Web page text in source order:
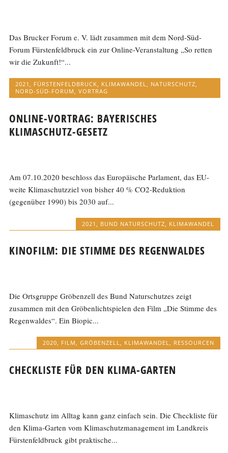
Das Brucker Forum e. V. lädt zusammen mit dem Nord-Süd-
Forum Fürstenfeldbruck ein zur Online-Veranstaltung „So retten
wir die Zukunft!“...
2021, FÜRSTENFELDBRUCK, KLIMAWANDEL, NATURSCHUTZ,
NORD-SÜD-FORUM,VORTRAG
ONLINE-VORTRAG: BAYERISCHES
KLIMASCHUTZ-GESETZ
Am 07.10.2020 beschloss das Europäische Parlament, das EU-
weite Klimaschutzziel von bisher 40 % CO2-Reduktion
(gegenüber 1990) bis 2030 auf...
2021 BUND NATURSCHUTZ KLIMAWANDEL
KINOFILM: DIE STIMME DES REGENWALDES
Die Ortsgruppe Gröbenzell des Bund Naturschutzes zeigt
zusammen mit den Gröbenlichtspielen den Film „Die Stimme des
Regenwaldes“. Ein Biopic...
2020, FILM, GRÖBENZELL, KLIMAWANDEL, RESSOURCEN
CHECKLISTE FÜR DEN KLIMA-GARTEN
Klimaschutz im Alltag kann ganz einfach sein. Die Checkliste für
den Klima-Garten vom Klimaschutzmanagement im Landkreis
Fürstenfeldbruck gibt praktische...